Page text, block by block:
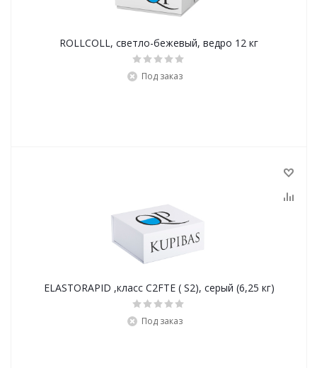
ROLLCOLL, светло-бежевый, ведро 12 кг
Под заказ
ELASTORAPID ,класс С2FTE ( S2), серый (6,25 кг)
Под заказ